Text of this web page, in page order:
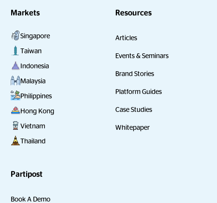
Markets
Singapore
Taiwan
Indonesia
Malaysia
Philippines
Hong Kong
Vietnam
Thailand
Resources
Articles
Events & Seminars
Brand Stories
Platform Guides
Case Studies
Whitepaper
Partipost
Book A Demo